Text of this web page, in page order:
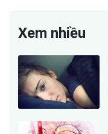
Xem nhiều